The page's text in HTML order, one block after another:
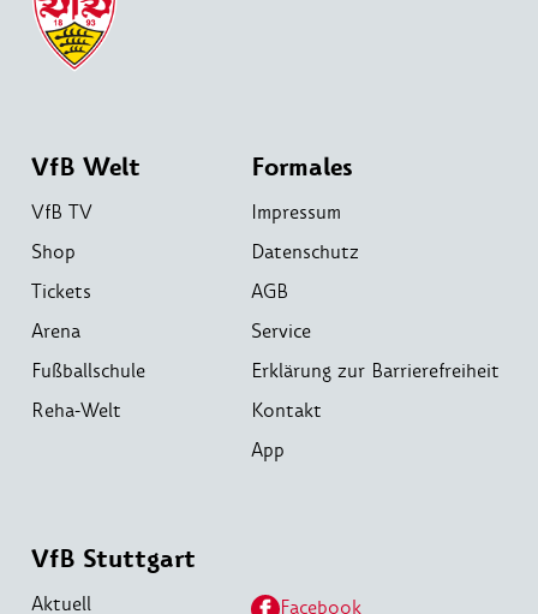
VfB Welt
VfB TV
Shop
Tickets
Arena
Fußballschule
Reha-Welt
Formales
Impressum
Datenschutz
AGB
Service
Erklärung zur Barrierefreiheit
Kontakt
App
VfB Stuttgart
Aktuell Facebook